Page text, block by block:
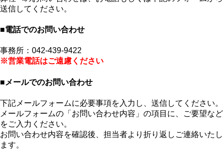
送信してください。
■電話でのお問い合わせ
事務所：042-439-9422
※営業電話はご遠慮ください
■メールでのお問い合わせ
下記メールフォームに必要事項を入力し、送信してください。
メールフォームの「お問い合わせ内容」の項目に、ご要望など
をご入力ください。
お問い合わせ内容を確認後、担当者より折り返しご連絡いたし
ます。